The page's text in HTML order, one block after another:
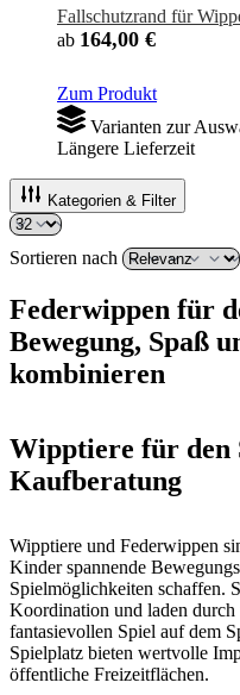
Fallschutzrand für
ab 164,00 €
Zum Produkt
Varianten zur
Längere Lieferzeit
Kategorien & Filter
Sortieren nach
Federwippen für
Bewegung, Spaß
kombinieren
Wipptiere für den
Kaufberatung
Wipptiere und Federwippen
Kinder spannende
Spielmöglichkeiten schaffen.
Koordination und laden
fantasievollen Spiel auf dem
Spielplatz bieten wertvolle
öffentliche Freizeitflächen.